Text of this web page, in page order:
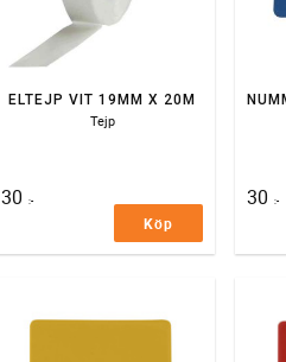
ELTEJP VIT 19MM X 20M
Tejp
30 :-
Köp
30 :-